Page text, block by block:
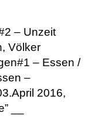
– Unzeit
Völker
– Essen /
–
2016,
__